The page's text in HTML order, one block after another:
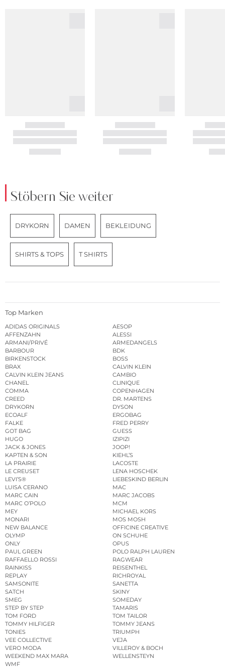
Stöbern Sie weiter
DRYKORN DAMEN BEKLEIDUNG
SHIRTS & TOPS T SHIRTS
Top Marken
ADIDAS ORIGINALS
AESOP
AFFENZAHN
ALESSI
ARMANI/PRIVÉ
ARMEDANGELS
BARBOUR
BDK
BIRKENSTOCK
BOSS
BRAX
CALVIN KLEIN
CALVIN KLEIN JEANS
CAMBIO
CHANEL
CLINIQUE
COMMA
COPENHAGEN
CREED
DR. MARTENS
DRYKORN
DYSON
ECOALF
ERGOBAG
FALKE
FRED PERRY
GOT BAG
GUESS
HUGO
IZIPIZI
JACK & JONES
JOOP!
KAPTEN & SON
KIEHL’S
LA PRAIRIE
LACOSTE
LE CREUSET
LENA HOSCHEK
LEVI’S®
LIEBESKIND BERLIN
LUISA CERANO
MAC
MARC CAIN
MARC JACOBS
MARC O’POLO
MCM
MEY
MICHAEL KORS
MONARI
MOS MOSH
NEW BALANCE
OFFICINE CREATIVE
OLYMP
ON SCHUHE
ONLY
OPUS
PAUL GREEN
POLO RALPH LAUREN
RAFFAELLO ROSSI
RAGWEAR
RAINKISS
REISENTHEL
REPLAY
RICHROYAL
SAMSONITE
SANETTA
SATCH
SKINY
SMEG
SOMEDAY
STEP BY STEP
TAMARIS
TOM FORD
TOM TAILOR
TOMMY HILFIGER
TOMMY JEANS
TONIES
TRIUMPH
VEE COLLECTIVE
VEJA
VERO MODA
VILLEROY & BOCH
WEEKEND MAX MARA
WELLENSTEYN
WMF